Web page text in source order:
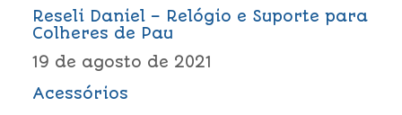
Reseli Daniel – Relógio e Suporte para
Colheres de Pau
19 de agosto de 2021
Acessórios